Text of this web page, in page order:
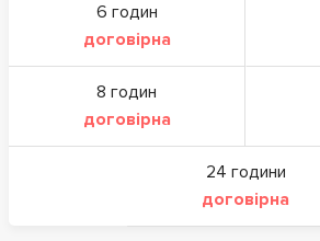
6 годин
договірна
8 годин
договірна
24 години
договірна